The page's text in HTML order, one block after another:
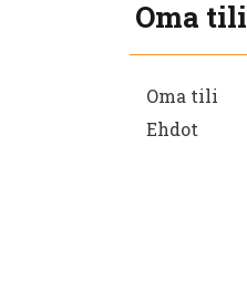
Oma tili
Oma tili
Ehdot